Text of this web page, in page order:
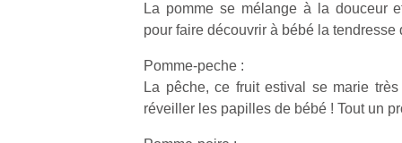
La pomme se mélange à la douceur
pour faire découvrir à bébé la tendresse
Pomme-peche :
La pêche, ce fruit estival se marie
réveiller les papilles de bébé ! Tout un